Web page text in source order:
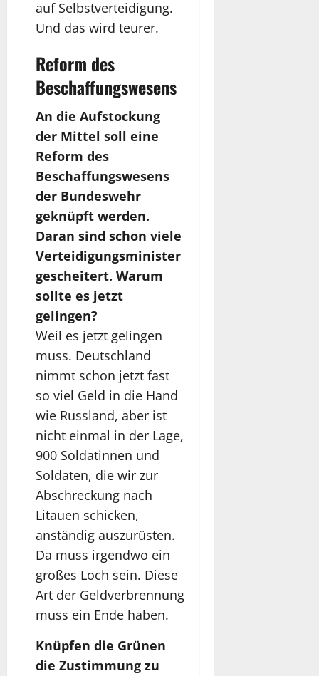
auf Selbstverteidigung.
Und das wird teurer.
Reform des
Beschaffungswesens
An die Aufstockung
der Mittel soll eine
Reform des
Beschaffungswesens
der Bundeswehr
geknüpft werden.
Daran sind schon viele
Verteidigungsminister
gescheitert. Warum
sollte es jetzt
gelingen?
Weil es jetzt gelingen
muss. Deutschland
nimmt schon jetzt fast
so viel Geld in die Hand
wie Russland, aber ist
nicht einmal in der Lage,
900 Soldatinnen und
Soldaten, die wir zur
Abschreckung nach
Litauen schicken,
anständig auszurüsten.
Da muss irgendwo ein
großes Loch sein. Diese
Art der Geldverbrennung
muss ein Ende haben.
Knüpfen die Grünen
die Zustimmung zu